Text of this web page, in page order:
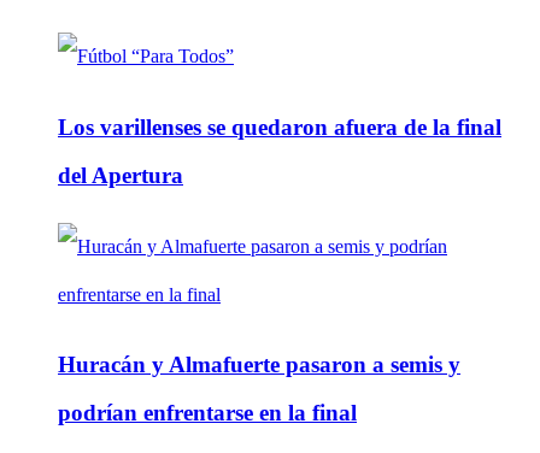
Los varillenses se quedaron afuera de la final
del Apertura
Huracán y Almafuerte pasaron a semis y
podrían enfrentarse en la final